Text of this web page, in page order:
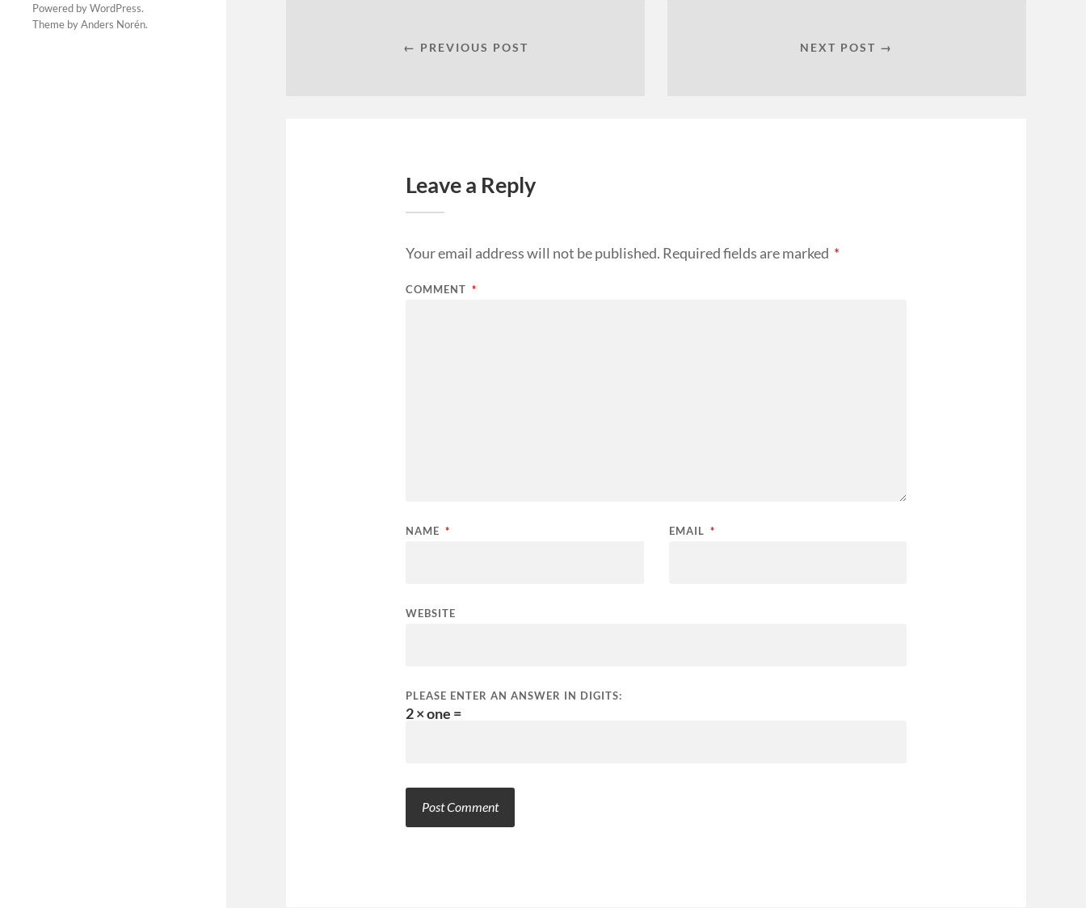
Powered byWordPress.
Theme byAnders Norén.
← PREVIOUS POST NEXT POST →
Leave a Reply
Your email address will not be published. Required fields are marked *
COMMENT *
NAME * EMAIL *
WEBSITE
PLEASE ENTER AN ANSWER IN DIGITS:
2 × one =